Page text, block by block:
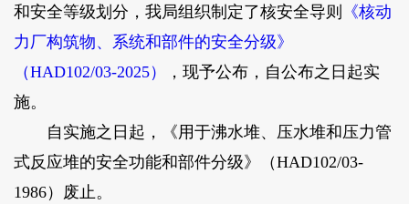
和安全等级划分，我局组织制定了核安全导则
《核动
力厂构筑物、系统和部件的安全分级》
（HAD102/03-2025）
，现予公布，自公布之日起实
施。
自实施之日起，《用于沸水堆、压水堆和压力管
式反应堆的安全功能和部件分级》（HAD102/03-
1986）废止。